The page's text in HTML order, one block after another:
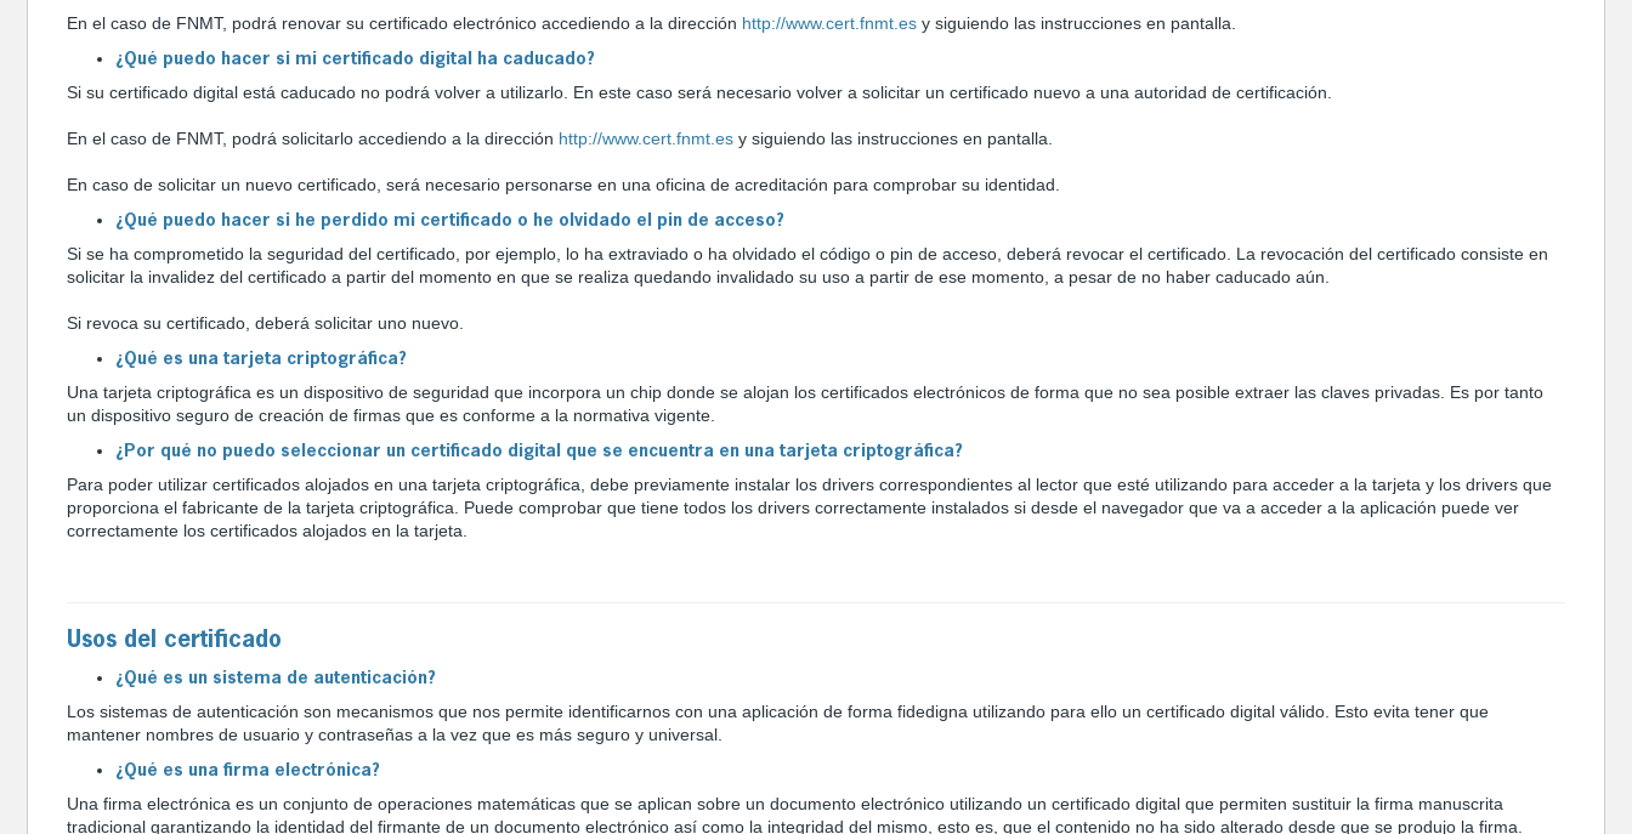
En el caso de FNMT, podrá renovar su certificado electrónico accediendo a la dirección http://www.cert.fnmt.es y siguiendo las instrucciones en pantalla.
¿Qué puedo hacer si mi certificado digital ha caducado?
Si su certificado digital está caducado no podrá volver a utilizarlo. En este caso será necesario volver a solicitar un certificado nuevo a una autoridad de certificación.
En el caso de FNMT, podrá solicitarlo accediendo a la dirección http://www.cert.fnmt.es y siguiendo las instrucciones en pantalla.
En caso de solicitar un nuevo certificado, será necesario personarse en una oficina de acreditación para comprobar su identidad.
¿Qué puedo hacer si he perdido mi certificado o he olvidado el pin de acceso?
Si se ha comprometido la seguridad del certificado, por ejemplo, lo ha extraviado o ha olvidado el código o pin de acceso, deberá revocar el certificado. La revocación del certificado consiste en
solicitar la invalidez del certificado a partir del momento en que se realiza quedando invalidado su uso a partir de ese momento, a pesar de no haber caducado aún.
Si revoca su certificado, deberá solicitar uno nuevo.
¿Qué es una tarjeta criptográfica?
Una tarjeta criptográfica es un dispositivo de seguridad que incorpora un chip donde se alojan los certificados electrónicos de forma que no sea posible extraer las claves privadas. Es por tanto
un dispositivo seguro de creación de firmas que es conforme a la normativa vigente.
¿Por qué no puedo seleccionar un certificado digital que se encuentra en una tarjeta criptográfica?
Para poder utilizar certificados alojados en una tarjeta criptográfica, debe previamente instalar los drivers correspondientes al lector que esté utilizando para acceder a la tarjeta y los drivers que
proporciona el fabricante de la tarjeta criptográfica. Puede comprobar que tiene todos los drivers correctamente instalados si desde el navegador que va a acceder a la aplicación puede ver
correctamente los certificados alojados en la tarjeta.
Usos del certificado
¿Qué es un sistema de autenticación?
Los sistemas de autenticación son mecanismos que nos permite identificarnos con una aplicación de forma fidedigna utilizando para ello un certificado digital válido. Esto evita tener que
mantener nombres de usuario y contraseñas a la vez que es más seguro y universal.
¿Qué es una firma electrónica?
Una firma electrónica es un conjunto de operaciones matemáticas que se aplican sobre un documento electrónico utilizando un certificado digital que permiten sustituir la firma manuscrita
tradicional garantizando la identidad del firmante de un documento electrónico así como la integridad del mismo, esto es, que el contenido no ha sido alterado desde que se produjo la firma.